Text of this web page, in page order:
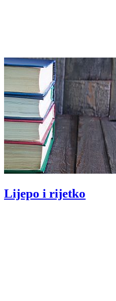
Lijepo i rijetko